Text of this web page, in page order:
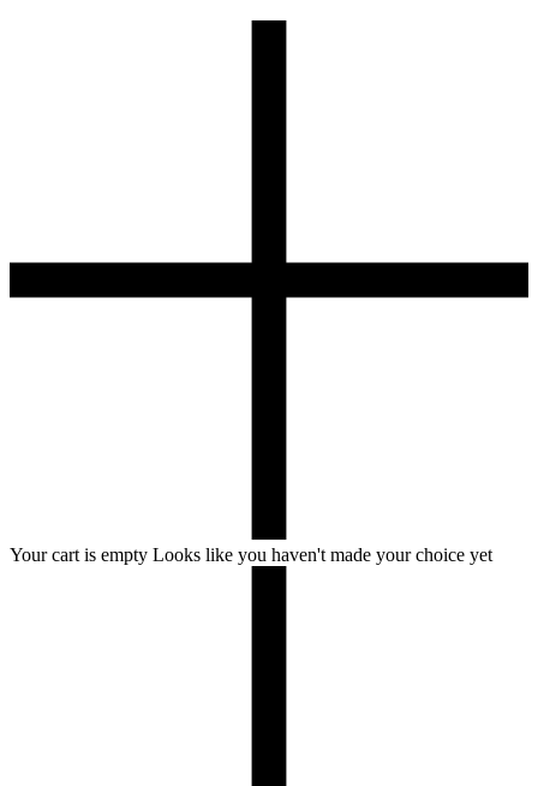
Your cart is empty Looks like you haven't made your choice yet